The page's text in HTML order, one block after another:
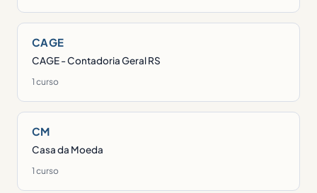
CAGE
CAGE - Contadoria Geral RS
1 curso
CM
Casa da Moeda
1 curso